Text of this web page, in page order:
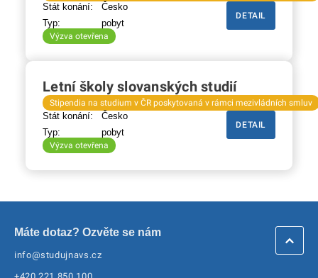
Stát konání:
Česko
Typ:
pobyt
Výzva otevřena
DETAIL
Letní školy slovanských studií
Stipendia na studium v ČR poskytovaná v rámci mezivládních smluv
Stát konání:
Česko
Typ:
pobyt
Výzva otevřena
DETAIL
Máte dotaz? Ozvěte se nám
info@studujnavs.cz